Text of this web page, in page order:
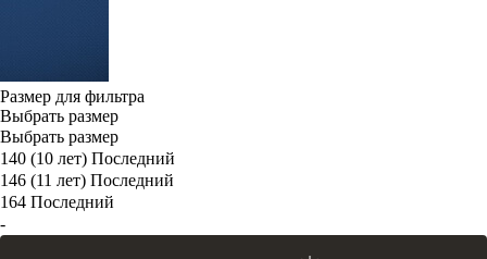
Размер для фильтра
Выбрать размер
Выбрать размер
140 (10 лет) Последний
146 (11 лет) Последний
164 Последний
-